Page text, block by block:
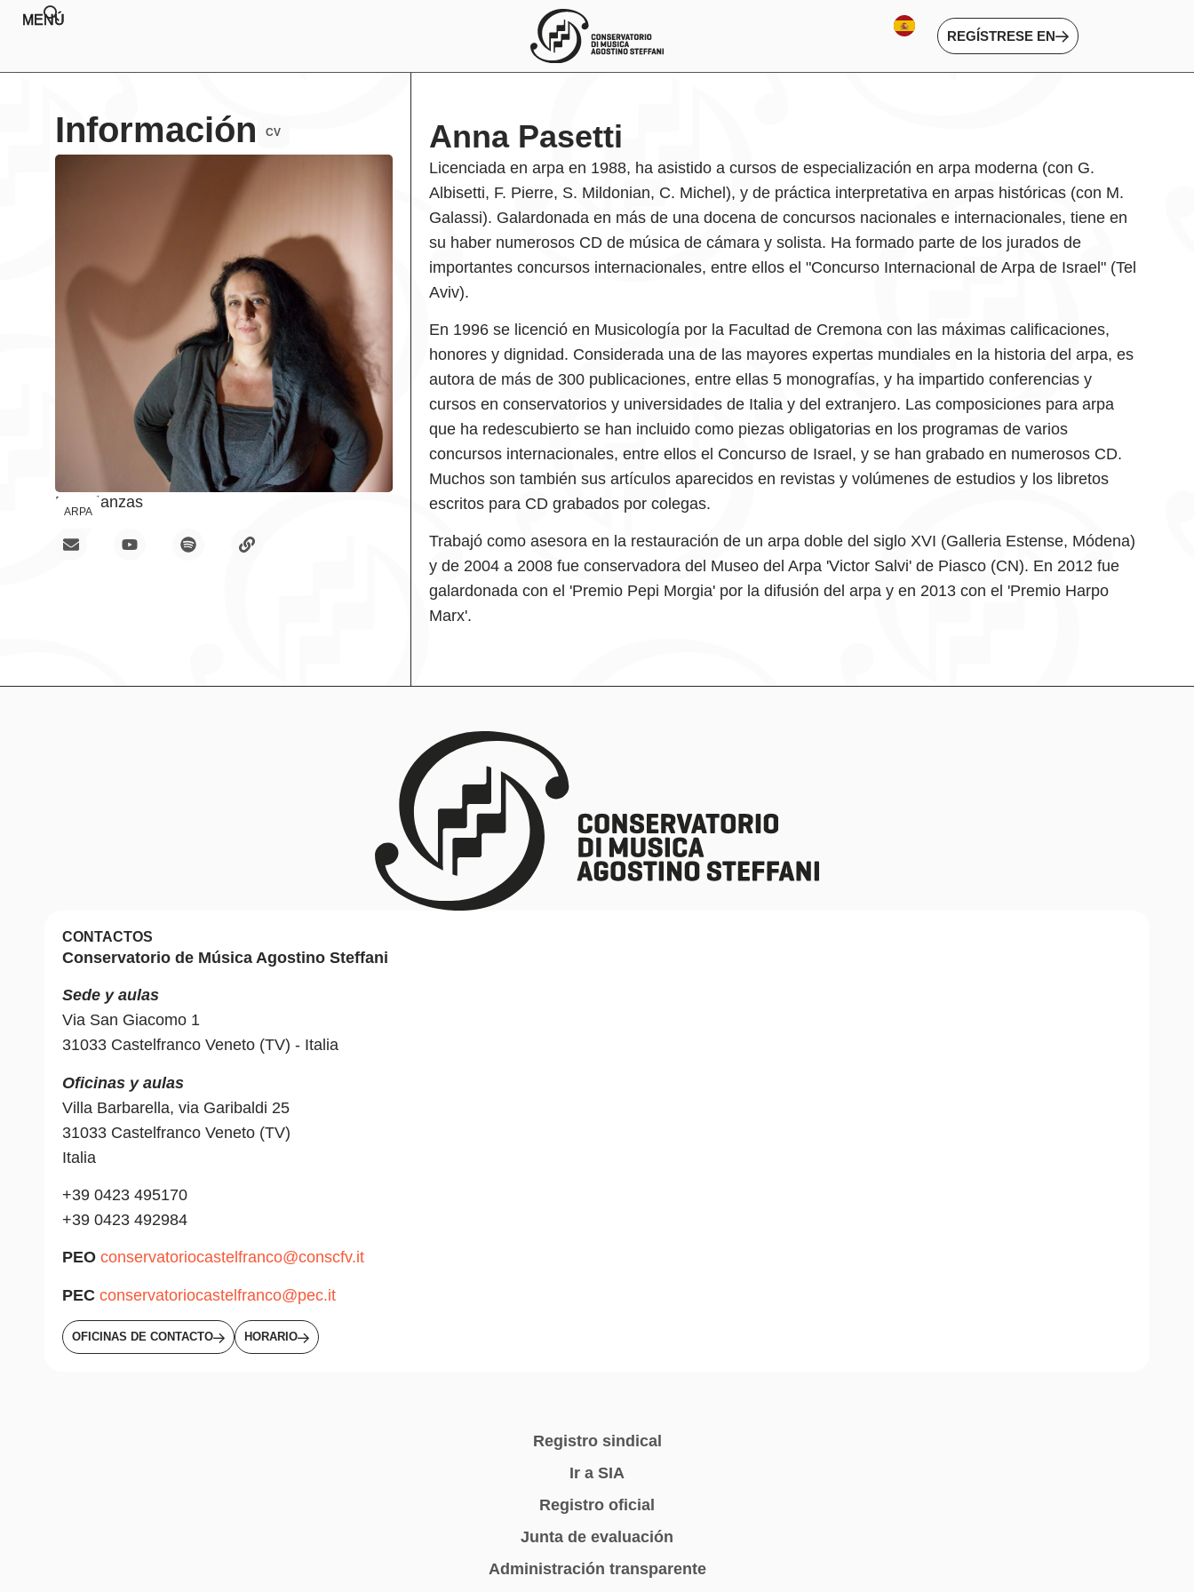
MENÚ
REGÍSTRESE EN
Información CV
Enseñanzas
ARPA
Anna Pasetti
Licenciada en arpa en 1988, ha asistido a cursos de especialización en arpa moderna (con G.
Albisetti, F. Pierre, S. Mildonian, C. Michel), y de práctica interpretativa en arpas históricas (con M.
Galassi). Galardonada en más de una docena de concursos nacionales e internacionales, tiene en
su haber numerosos CD de música de cámara y solista. Ha formado parte de los jurados de
importantes concursos internacionales, entre ellos el "Concurso Internacional de Arpa de Israel" (Tel
Aviv).
En 1996 se licenció en Musicología por la Facultad de Cremona con las máximas calificaciones,
honores y dignidad. Considerada una de las mayores expertas mundiales en la historia del arpa, es
autora de más de 300 publicaciones, entre ellas 5 monografías, y ha impartido conferencias y
cursos en conservatorios y universidades de Italia y del extranjero. Las composiciones para arpa
que ha redescubierto se han incluido como piezas obligatorias en los programas de varios
concursos internacionales, entre ellos el Concurso de Israel, y se han grabado en numerosos CD.
Muchos son también sus artículos aparecidos en revistas y volúmenes de estudios y loslibretos
escritos para CD grabados por colegas.
Trabajó como asesora en la restauración de un arpa doble del siglo XVI (Galleria Estense, Módena)
y de 2004 a 2008 fue conservadora del Museo del Arpa 'Victor Salvi' de Piasco (CN). En 2012 fue
galardonada con el 'Premio Pepi Morgia' por la difusión del arpa y en 2013 con el 'Premio Harpo
Marx'.
CONTACTOS
Conservatorio de Música Agostino Steffani
Sede y aulas
Via San Giacomo 1
31033 Castelfranco Veneto (TV) - Italia
Oficinas y aulas
Villa Barbarella, via Garibaldi 25
31033 Castelfranco Veneto (TV)
Italia
+39 0423 495170
+39 0423 492984
PEO conservatoriocastelfranco@conscfv.it
PEC conservatoriocastelfranco@pec.it
OFICINAS DE CONTACTO HORARIO
Registro sindical
Ir a SIA
Registro oficial
Junta de evaluación
Administración transparente